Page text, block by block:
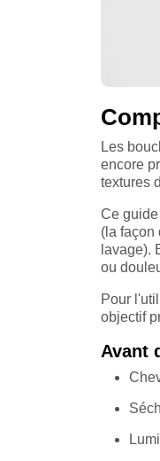
Les
encore
textures
Ce
(la façon
lavage).
ou
Pour
objectif
Avant